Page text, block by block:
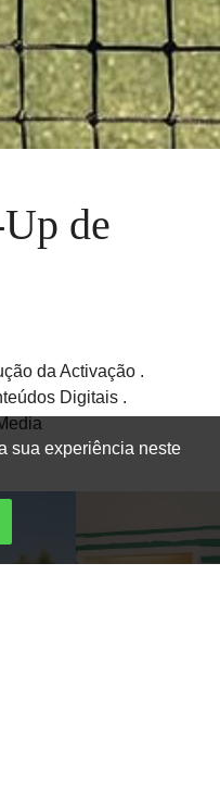
de
da Activação .
Digitais .
sua experiência neste